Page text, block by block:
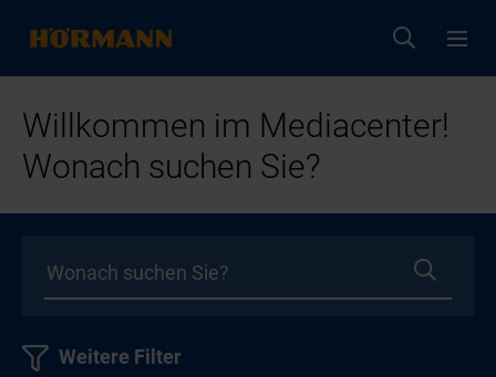
Willkommen im Mediacenter!
Wonach suchen Sie?
Weitere Filter